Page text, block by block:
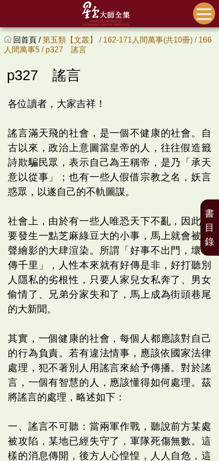
回首頁 /第五類【文叢】 / 162-171人間萬事(共10冊) / 166
人間萬事5 / p327 謠言
p327 謠言
各位讀者，大家吉祥！
謠言滿天飛的社會，是一個不健康的社會。自
古以來，政治上意圖當皇帝的人，往往假造籤
詩欺騙民眾，表示自己為王稱帝，是乃「承天
意以從事」；也有一些人假借宗教之名，妖言
惑眾，以遂自己的不軌圖謀。
社會上，由於有一些人唯恐天下不亂，因此只
要發生一點芝麻綠豆大的小事，馬上就會被繪
聲繪影的大肆渲染。所謂「好事不出門，壞事
傳千里」，人性本來就有好傳是非，好打聽別
人隱私的劣根性，只要人家兒女私奔了、男女
偷情了、兄弟分家失和了，馬上成為街頭巷尾
的大新聞。
其實，一個健康的社會，每個人都應該對自己
的行為負責。若有違法情事，應該依國家法律
處理，犯不著別人用謠言來給予傳播。對於謠
言，一個有智慧的人，應該懂得如何處理。茲
將謠言的處理，略述如下：
一、謠言不可聽：當兩軍作戰，聽說前方某處
被攻陷，某地已經失守了，軍隊死傷無數。這
樣的消息傳開，後方人心惶惶，人人自危，這
書
目
錄